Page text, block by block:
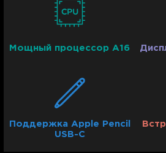
Мощный процессор A16
Поддержка Apple Pencil
USB-C